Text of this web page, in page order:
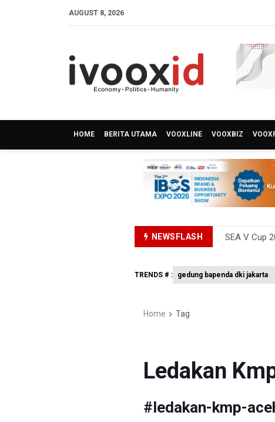
AUGUST 8, 2026
HOME BERITA UTAMA VOOXLINE VOOXBIZ
NEWSFLASH
SEA V Cup
PSSI
TRENDS # : gedung bapenda dki jakarta
Home Tag
Ledakan
#ledakan-kmp-